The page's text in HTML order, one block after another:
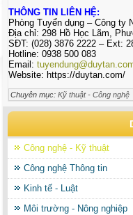
THÔNG TIN LIÊN HỆ:
Phòng Tuyển dụng – Công ty
Địa chỉ: 298 Hồ Học Lãm,
SĐT: (028) 3876 2222 – Ext:
Hotline: 0938 500 083
Email:
Website: https://duytan.com/
Chuyên mục:Kỹ thuật - Công nghệ
Công nghệ - Kỹ thuật
Công nghệ Thông tin
Kinh tế - Luật
Môi trường - Nông nghiệp